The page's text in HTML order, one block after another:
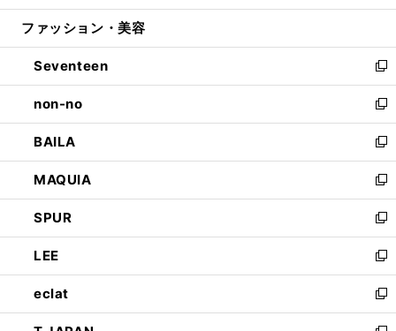
開
ウ
開
く
ン
ウ
で
開
く
ウ
ン
ド
ウ
で
開
く
ファッション・美容
Seventeen
新
し
い
ウ
ィ
ン
ド
ウ
で
開
く
non-no
新
し
い
ウ
ィ
ン
ド
ウ
で
開
く
BAILA
新
し
い
ウ
ィ
ン
ド
ウ
で
開
MAQUIA
新
し
い
ウ
ィ
ン
ド
ウ
SPUR
新
し
い
ウ
ィ
ン
LEE
新
し
い
ウ
eclat
新
し